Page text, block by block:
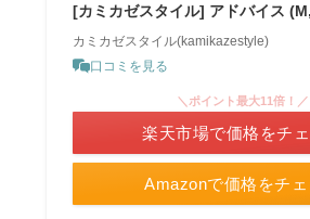
[カミカゼスタイル] アドバイス
カミカゼスタイル(kamikazestyle)
口コミを見る
Amazonで価格をチェ
＼ポイント最大11倍！／
楽天市場で価格をチ